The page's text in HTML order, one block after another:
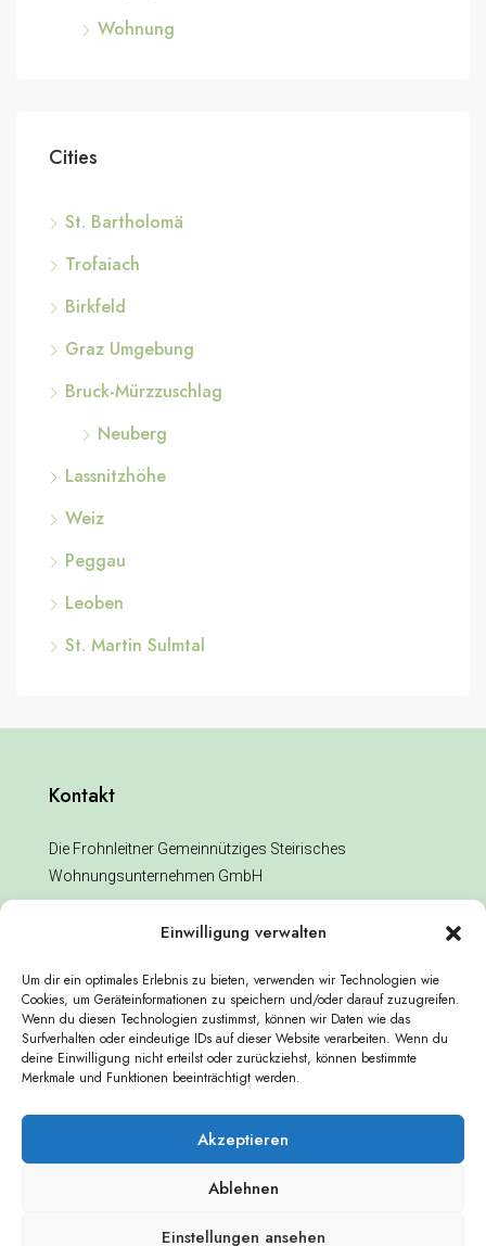
Einwilligung verwalten
Um dir ein optimales Erlebnis zu bieten, verwenden wir Technologien wie
Cookies, um Geräteinformationen zu speichern und/oder darauf zuzugreifen.
Wenn du diesen Technologien zustimmst, können wir Daten wie das
Surfverhalten oder eindeutige IDs auf dieser Website verarbeiten. Wenn du
deine Einwilligung nicht erteilst oder zurückziehst, können bestimmte
Merkmale und Funktionen beeinträchtigt werden.
Akzeptieren
Ablehnen
Einstellungen ansehen
Wohnung
Cities
St. Bartholomä
Trofaiach
Birkfeld
Graz Umgebung
Bruck-Mürzzuschlag
Neuberg
Lassnitzhöhe
Weiz
Peggau
Leoben
St. Martin Sulmtal
Kontakt
Die Frohnleitner Gemeinnütziges Steirisches
Wohnungsunternehmen GmbH
Mayr-Melnhof Straße 10 8130 Frohnleiten, Österreich
Allgemeines